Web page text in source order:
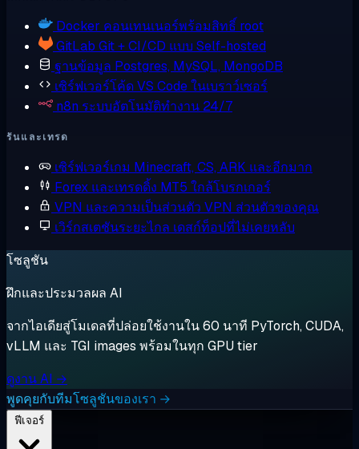
Docker คอนเทนเนอร์พร้อมสิทธิ์ root
GitLab Git + CI/CD แบบ Self-hosted
ฐานข้อมูล Postgres, MySQL, MongoDB
เซิร์ฟเวอร์โค้ดVS Code ในเบราว์เซอร์
n8n ระบบอัตโนมัติทำงาน 24/7
รันและเทรด
เซิร์ฟเวอร์เกม Minecraft, CS, ARK และอีกมาก
Forex และเทรดดิ้ง MT5 ใกล้โบรกเกอร์
VPN และความเป็นส่วนตัว VPN ส่วนตัวของคุณ
เวิร์กสเตชันระยะไกล เดสก์ท็อปที่ไม่เคยหลับ
โซลูชัน
ฝึกและประมวลผล AI
จากไอเดียสู่โมเดลที่ปล่อยใช้งานใน 60 นาที PyTorch, CUDA,
vLLM และ TGI images พร้อมในทุก GPU tier
ดูงาน AI →
พูดคุยกับทีมโซลูชันของเรา →